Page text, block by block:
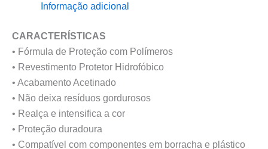
Informação adicional
CARACTERÍSTICAS
• Fórmula de Proteção com Polímeros
• Revestimento Protetor Hidrofóbico
• Acabamento Acetinado
• Não deixa resíduos gordurosos
• Realça e intensifica a cor
• Proteção duradoura
• Compatível com componentes em borracha e plástico